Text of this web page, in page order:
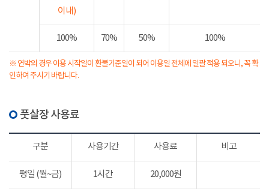
이내)
100% 70% 50% 100%
※ 연박의 경우 이용 시작일이 환불기준일이 되어 이용일 전체에 일괄 적용 되오니, 꼭 확
인하여 주시기 바랍니다.
풋살장 사용료
구분 사용기간 사용료 비고
평일 (월~금) 1시간 20,000원